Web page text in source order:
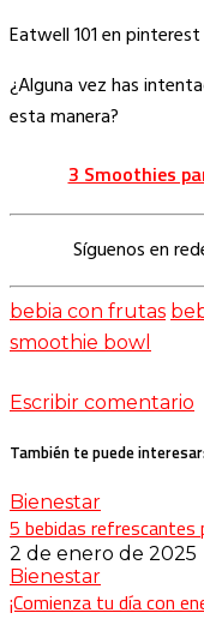
Eatwell 101 en pinterest
¿Alguna vez has
esta manera?
3 Smoothies
Síguenos en
bebia con frutas
smoothie bowl
Escribir comentario
También te puede
Bienestar
5 bebidas refrescantes
2 de enero de 2025
Bienestar
¡Comienza tu día con